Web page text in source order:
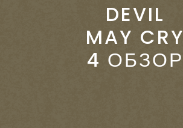
DEVIL
MAY CRY
4 ОБЗОР